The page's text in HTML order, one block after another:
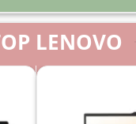
LENOVO